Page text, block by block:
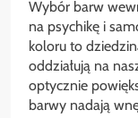
Wybór barw
na psychikę i
koloru to
oddziałują na
optycznie
barwy nadają